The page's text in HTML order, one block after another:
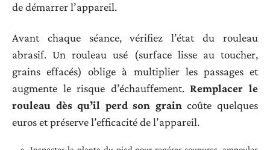
de démarrer l’appareil.
Avant chaque séance, vérifiez l’état du rouleau
abrasif. Un rouleau usé (surface lisse au toucher,
grains effacés) oblige à multiplier les passages et
augmente le risque d’échauffement.Remplacer le
rouleau dès qu’il perd son grain coûte quelques
euros et préserve l’efficacité de l’appareil.